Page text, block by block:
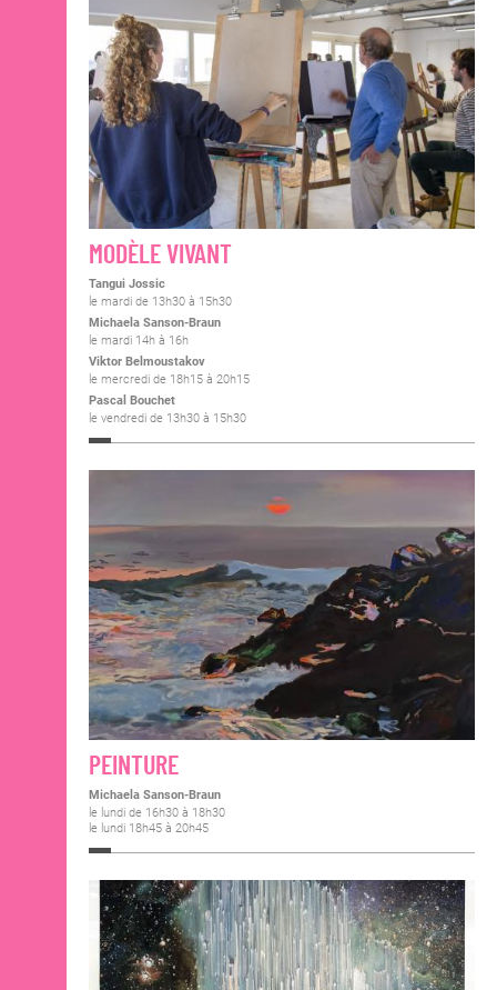
MODÈLE VIVANT
Tangui Jossic
le mardi de 13h30 à 15h30
Michaela Sanson-Braun
le mardi 14h à 16h
Viktor Belmoustakov
le mercredi de 18h15 à 20h15
Pascal Bouchet
le vendredi de 13h30 à 15h30
PEINTURE
Michaela Sanson-Braun
le lundi de 16h30 à 18h30
le lundi 18h45 à 20h45